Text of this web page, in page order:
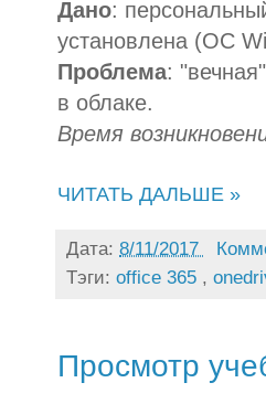
Дано:
установлена (ОС
Проблема:
в облаке.
Время
ЧИТАТЬ ДАЛЬШЕ »
Дата: 8/11/2017
Тэги: office 365 ,
Просмотр